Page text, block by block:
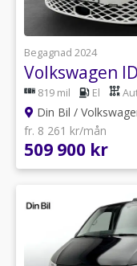
Begagnad 2024
819 mil El
Din Bil /
fr. 8 261 kr/mån
509 900 kr